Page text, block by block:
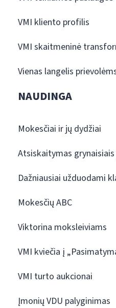
VMI kliento profilis
VMI skaitmeninė
Vienas langelis
NAUDINGA
Mokesčiai ir jų dydžiai
Atsiskaitymas
Dažniausiai užduodami
Mokesčių ABC
Viktorina moksleiviams
VMI kviečia į
VMI turto aukcionai
Įmonių VDU palyginimas